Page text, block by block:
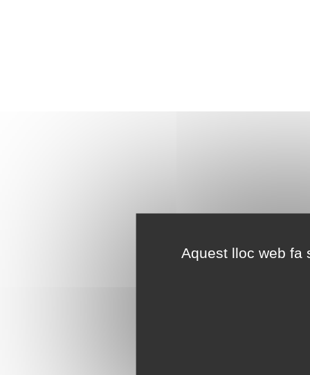
Aquest lloc web fa